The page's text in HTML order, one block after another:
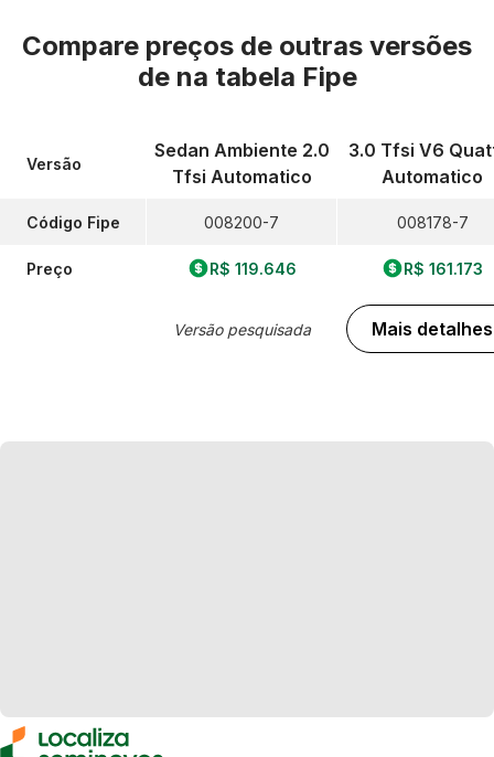
Compare preços de outras versões
de na tabela Fipe
Versão
Código Fipe
Preço
Sedan Ambiente 2.0
Tfsi Automatico
008200-7
R$ 119.646
Versão pesquisada
3.0 Tfsi V6
Automatico
008178-7
R$ 161.173
Mais detalhes